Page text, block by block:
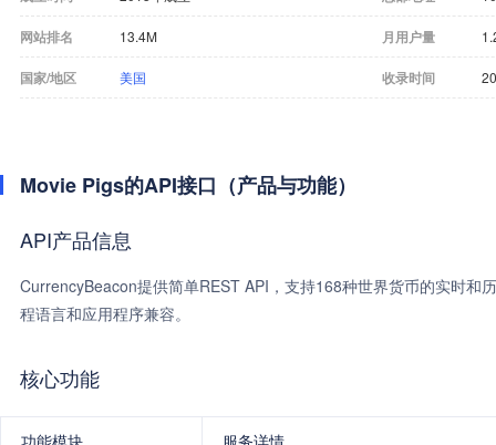
网站排名 13.4M 月用户量
国家/地区 美国 收录时间
Movie Pigs的API接口（产品与功能）
API产品信息
CurrencyBeacon提供简单REST API，支持168种世界货币的实时和
程语言和应用程序兼容。
核心功能
功能模块 服务详情